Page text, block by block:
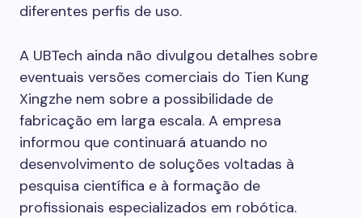
diferentes perfis de uso.
A UBTech ainda não divulgou detalhes sobre
eventuais versões comerciais do Tien Kung
Xingzhe nem sobre a possibilidade de
fabricação em larga escala. A empresa
informou que continuará atuando no
desenvolvimento de soluções voltadas à
pesquisa científica e à formação de
profissionais especializados em robótica.